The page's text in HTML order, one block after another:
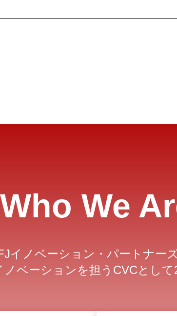
Who We
イノベーション・パートナー
ベーションを担うCVCとし